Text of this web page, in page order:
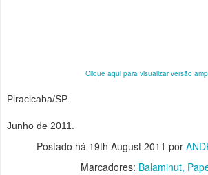
Clique aqui para visualizar versão
Piracicaba/SP.
Junho de 2011.
Postado há 19th August 2011 por
Marcadores: Balaminut